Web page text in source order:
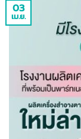
03
เม.ย.